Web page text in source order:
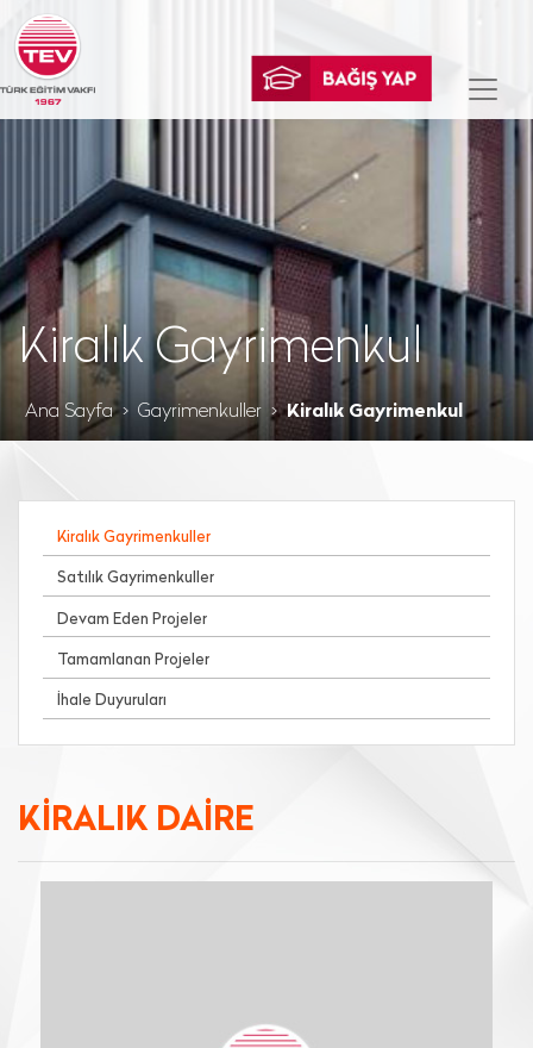
Kiralık Gayrimenkul
Ana Sayfa Gayrimenkuller Kiralık Gayrimenkul
KİRALIK DAİRE
Kiralık Gayrimenkuller
Satılık Gayrimenkuller
Devam Eden Projeler
Tamamlanan Projeler
İhale Duyuruları